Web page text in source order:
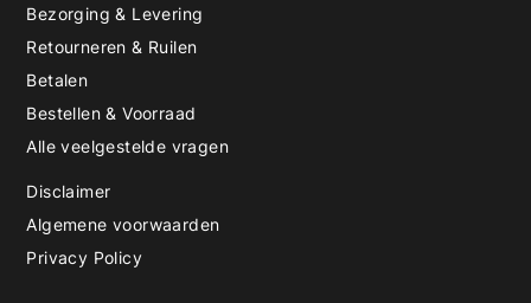
Bezorging & Levering
Retourneren & Ruilen
Betalen
Bestellen & Voorraad
Alle veelgestelde vragen
Disclaimer
Algemene voorwaarden
Privacy Policy